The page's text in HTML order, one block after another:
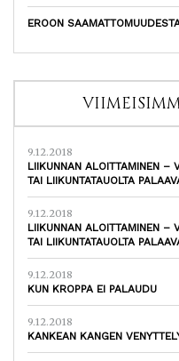
EROON
9.12.2018
LIIKUNNAN ALOITTAMINEN –
TAI LIIKUNTATAUOLTA
9.12.2018
LIIKUNNAN ALOITTAMINEN –
TAI LIIKUNTATAUOLTA
9.12.2018
KUN KROPPA EI PALAUDU
9.12.2018
KANKEAN KANGEN